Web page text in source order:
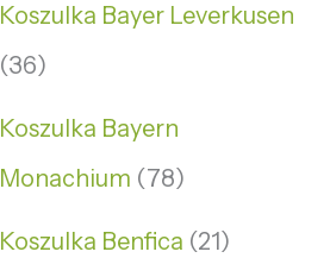
Koszulka Bayer Leverkusen
36
Koszulka Bayern
Monachium
78
Koszulka Benfica 21